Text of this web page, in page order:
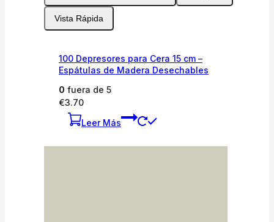
Vista Rápida
100 Depresores para Cera 15 cm –
Espátulas de Madera Desechables
0 fuera de 5
€3.70
Leer Más